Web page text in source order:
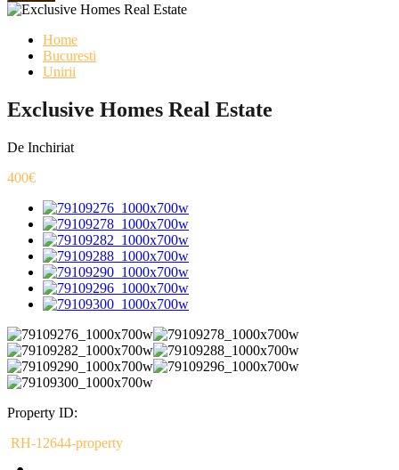
Home
Bucuresti
Unirii
Exclusive Homes Real Estate
De Inchiriat
400€
Property ID:
RH-12644-property